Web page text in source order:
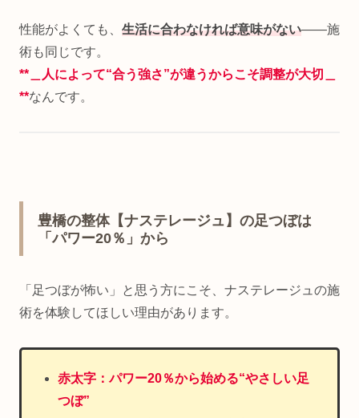
性能がよくても、 生活に合わなければ意味がない――施
術も同じです。
**＿人によって“合う強さ”が違うからこそ調整が大切＿
**なんです。
豊橋の整体【ナステレージュ】の足つぼは
「パワー20％」から
「足つぼが怖い」と思う方にこそ、ナステレージュの施
術を体験してほしい理由があります。
赤太字：パワー20％から始める“やさしい足
つぼ”